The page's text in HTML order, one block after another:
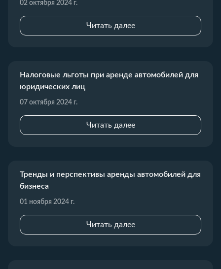
02 октября 2024 г.
Читать далее
Налоговые льготы при аренде автомобилей для
юридических лиц
07 октября 2024 г.
Читать далее
Тренды и перспективы аренды автомобилей для
бизнеса
01 ноября 2024 г.
Читать далее